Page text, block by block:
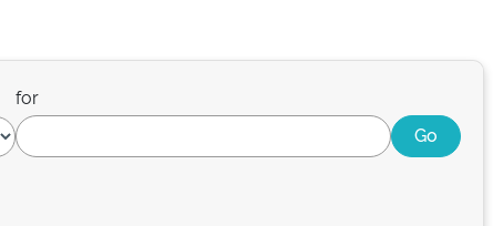
for